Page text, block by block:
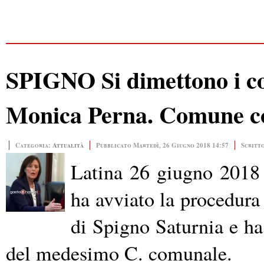
SPIGNO Si dimettono i
Monica Perna. Comune
Categoria: Attualità Pubblicato Martedì, 26 Giugno 2018 14:57 Scritto
Latina 26 giugno
ha avviato la
di Spigno Saturnia e
del medesimo C. comunale.